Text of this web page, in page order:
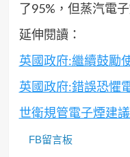
了95%，但蒸汽電
延伸閱讀：
英國政府:繼續鼓勵
英國政府:錯誤恐懼
世衛規管電子煙建
FB留言板